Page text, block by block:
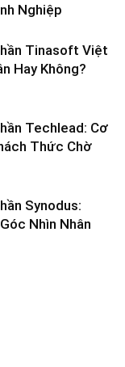
Nghiệp
Tinasoft Việt
Hay Không?
Techlead: Cơ
Thức Chờ
Synodus:
Nhìn Nhân